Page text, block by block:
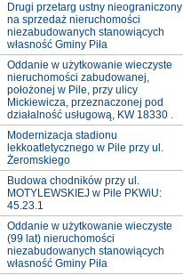
Drugi przetarg ustny nieograniczony
na sprzedaż nieruchomości
niezabudowanych stanowiących
własność Gminy Piła
Oddanie w użytkowanie wieczyste
nieruchomości zabudowanej,
położonej w Pile, przy ulicy
Mickiewicza, przeznaczonej pod
działalność usługową, KW 18330 .
Modernizacja stadionu
lekkoatletycznego w Pile przy ul.
Żeromskiego
Budowa chodników przy ul.
MOTYLEWSKIEJ w Pile PKWiU:
45.23.1
Oddanie w użytkowanie wieczyste
(99 lat) nieruchomości
niezabudowanych stanowiących
własność Gminy Piła